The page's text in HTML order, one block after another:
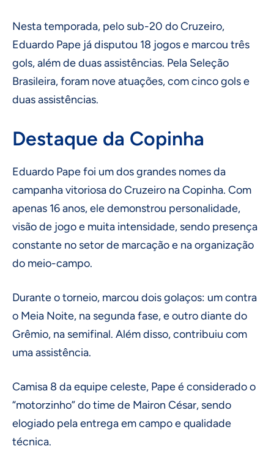
Nesta temporada, pelo sub-20 do Cruzeiro,
Eduardo Pape já disputou 18 jogos e marcou três
gols, além de duas assistências. Pela Seleção
Brasileira, foram nove atuações, com cinco gols e
duas assistências.
Destaque da Copinha
Eduardo Pape foi um dos grandes nomes da
campanha vitoriosa do Cruzeiro na Copinha. Com
apenas 16 anos, ele demonstrou personalidade,
visão de jogo e muita intensidade, sendo presença
constante no setor de marcação e na organização
do meio-campo.
Durante o torneio, marcou dois golaços: um contra
o Meia Noite, na segunda fase, e outro diante do
Grêmio, na semifinal. Além disso, contribuiu com
uma assistência.
Camisa 8 da equipe celeste, Pape é considerado o
“motorzinho” do time de Mairon César, sendo
elogiado pela entrega em campo e qualidade
técnica.